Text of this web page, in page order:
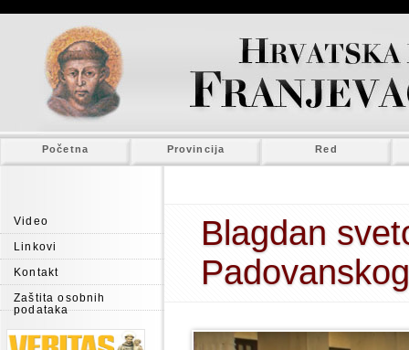
Početna Provincija Red
Video
Linkovi
Kontakt
Zaštita osobnih
podataka
Blagdan
Padovanskog